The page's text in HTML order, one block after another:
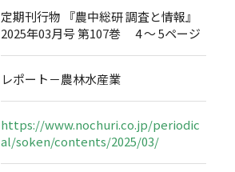
定期刊行物 『農中総研 調査と情報』
2025年03月号 第107巻 4 ～ 5ページ
レポート－農林水産業
https://www.nochuri.co.jp/periodic
al/soken/contents/2025/03/